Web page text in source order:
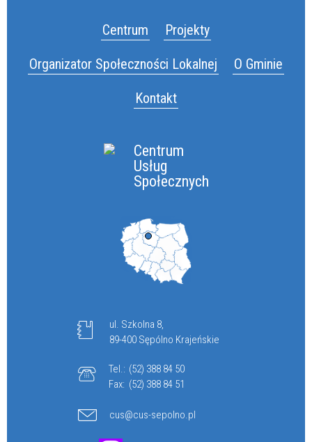
Centrum Projekty
Organizator Społeczności Lokalnej O Gminie
Kontakt
Centrum
Usług
Społecznych
ul. Szkolna 8,
89-400 Sępólno Krajeńskie
Tel.: (52) 388 84 50
Fax: (52) 388 84 51
cus@cus-sepolno.pl